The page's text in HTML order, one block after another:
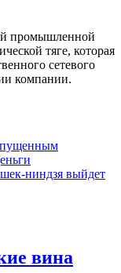
промышленной
тяге, которая
сетевого
компании.
ниндзя выйдет
вина